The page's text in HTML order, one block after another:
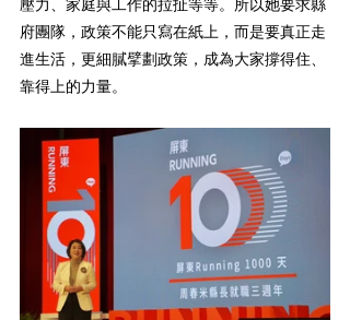
壓力、家庭與工作的拉扯等等。所以她要求縣
府團隊，政策不能只寫在紙上，而是要真正走
進生活，更細膩擘劃政策，成為大家撐得住、
靠得上的力量。